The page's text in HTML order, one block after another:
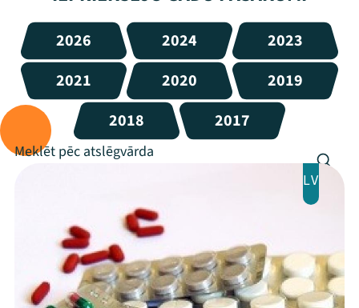
2026 2024
2023
2021
2020
2019
2018
2017
LV